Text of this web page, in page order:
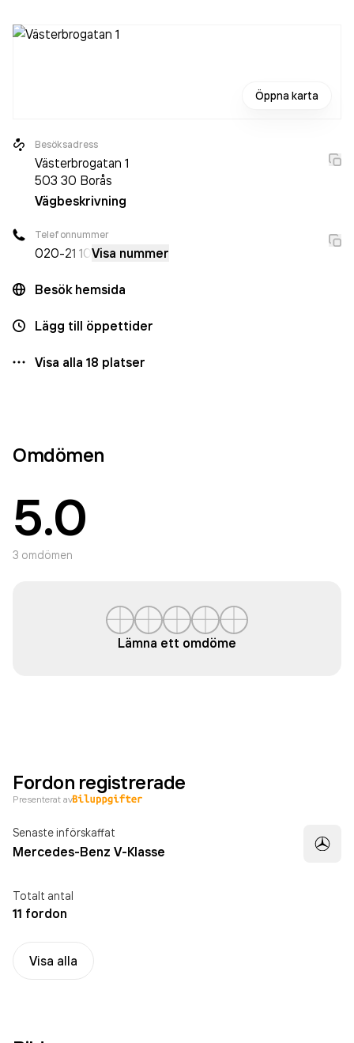
Öppna karta
Besöksadress
Västerbrogatan 1
503 30 Borås
Vägbeskrivning
Telefonnummer
020-21 10Visa nummer
Besök hemsida
Lägg till öppettider
Visa alla 18 platser
Omdömen
5.0
3 omdömen
Lämna ett omdöme
Fordon registrerade
Presenterat av
Senaste införskaffat
Mercedes-Benz V-Klasse
Totalt antal
11 fordon
Visa alla